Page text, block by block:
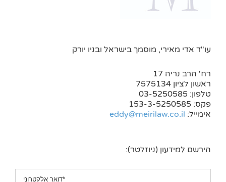
עו"ד אדי מאירי, מוסמך בישראל ובניו יורק
רח' הרב נריה 17
ראשון לציון 7575134
טלפון: 03-5250585
פקס: 153-3-5250585
אימייל: eddy@meirilaw.co.il
הירשם למידעון (ניוזלטר):